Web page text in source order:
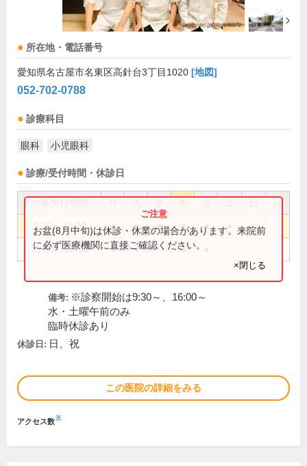
所在地・電話番号
愛知県名古屋市名東区高針台3丁目1020 [地図]
052-702-0788
診療科目
眼科 小児眼科
診療/受付時間・休診日
祝
9:00～12:00 ● ● ● ● ●
15:30～18:30 ● ● ●
お盆(8月中旬)は休診・休業の場合があります。来院前
に必ず医療機関に直接ご確認ください。
×閉じる
備考: ※診察開始は9:30～、16:00～
水・土曜午前のみ
臨時休診あり
休診日: 日、祝
この医院の詳細をみる
アクセス数※